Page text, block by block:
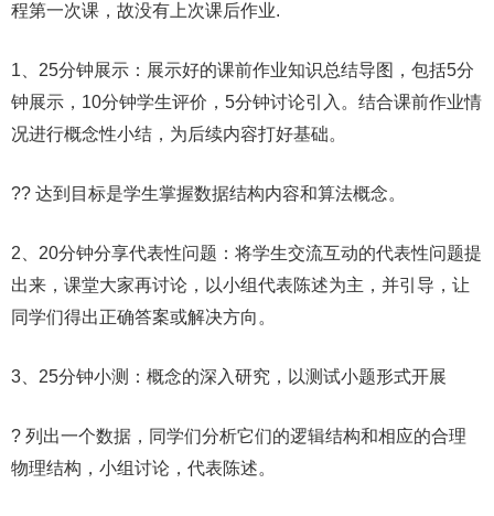
程第一次课，故没有上次课后作业.
1、25分钟展示：展示好的课前作业知识总结导图，包括5分
钟展示，10分钟学生评价，5分钟讨论引入。结合课前作业情
况进行概念性小结，为后续内容打好基础。
?? 达到目标是学生掌握数据结构内容和算法概念。
2、20分钟分享代表性问题：将学生交流互动的代表性问题提
出来，课堂大家再讨论，以小组代表陈述为主，并引导，让
同学们得出正确答案或解决方向。
3、25分钟小测：概念的深入研究，以测试小题形式开展
? 列出一个数据，同学们分析它们的逻辑结构和相应的合理
物理结构，小组讨论，代表陈述。